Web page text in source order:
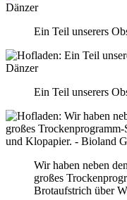
Ein Teil unserers
Ein Teil unserers
Wir haben neben
großes
Brotaufstrich über